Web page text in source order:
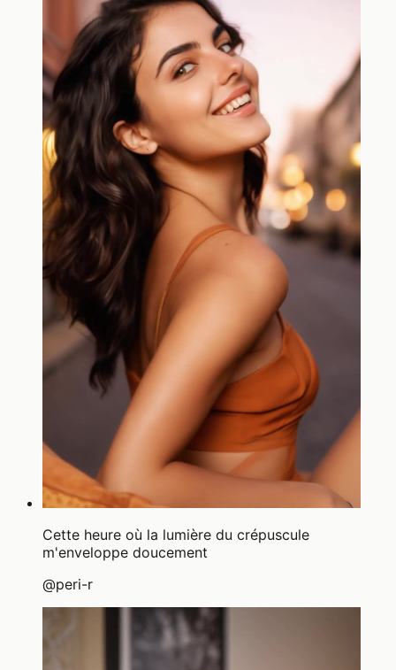
Cette heure où la lumière du crépuscule
m'enveloppe doucement
@peri-r